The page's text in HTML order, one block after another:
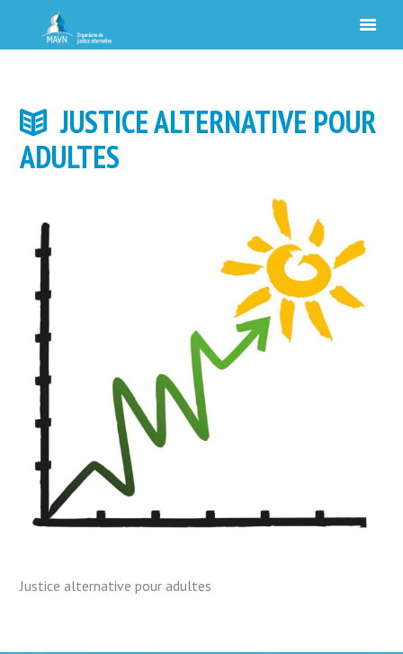
JUSTICE ALTERNATIVE POUR
ADULTES
Justice alternative pour adultes